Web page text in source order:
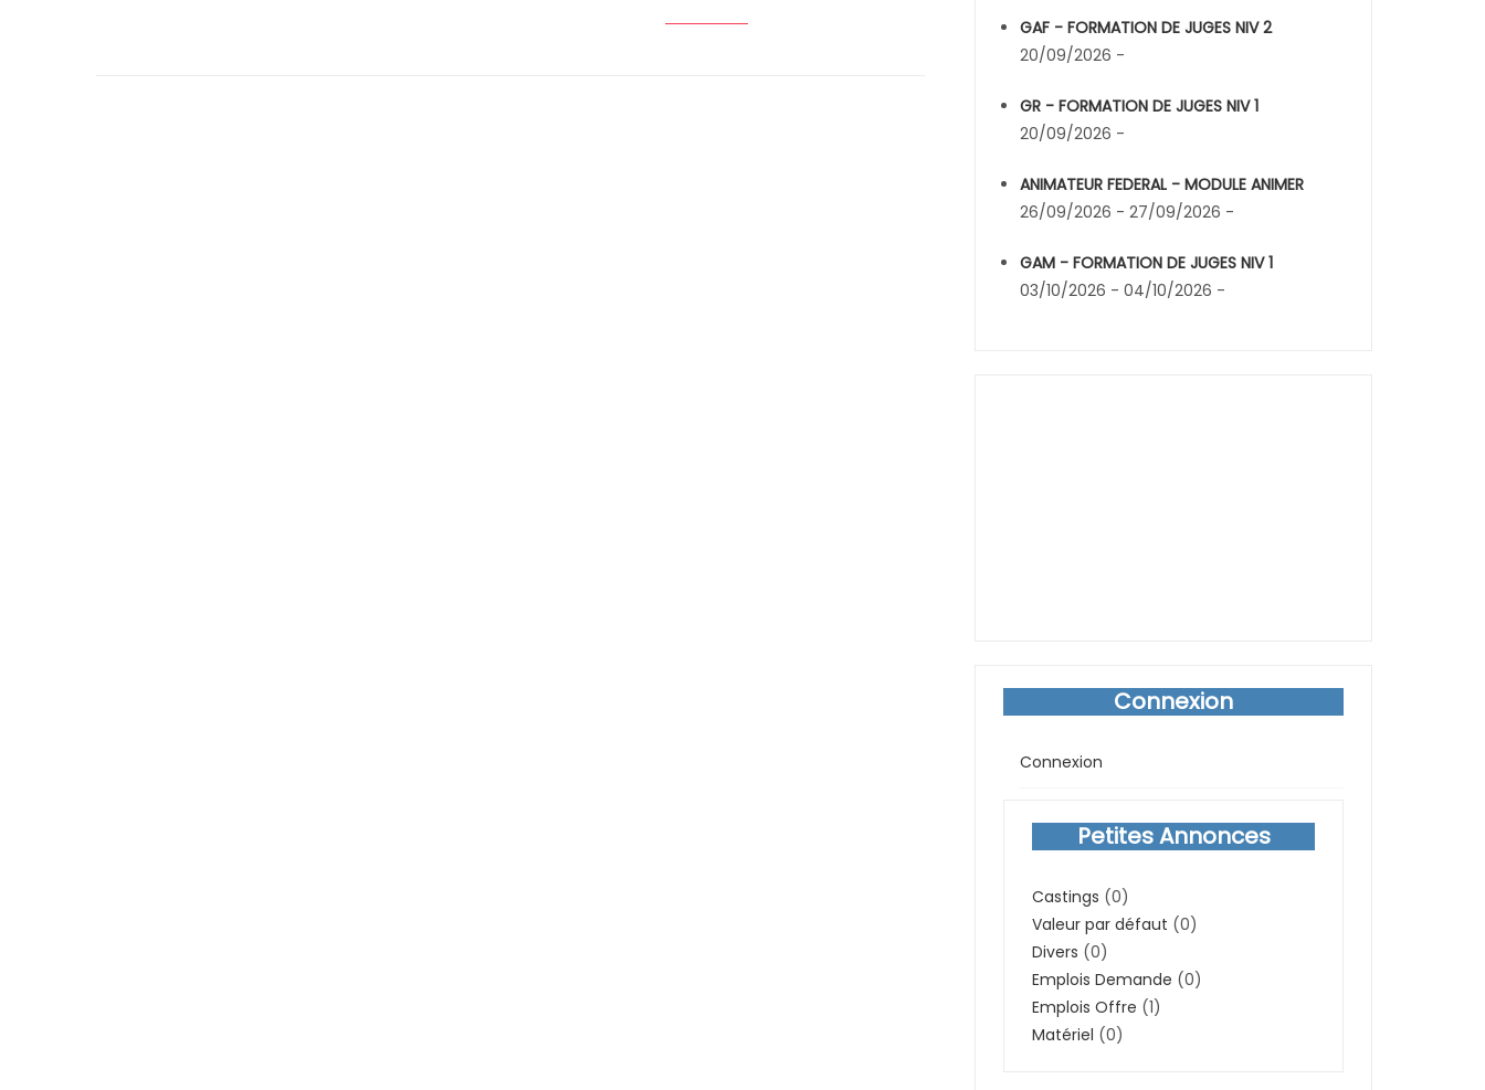
GAF - FORMATION DE JUGES NIV 2
20/09/2026 -
GR - FORMATION DE JUGES NIV 1
20/09/2026 -
ANIMATEUR FEDERAL - MODULE ANIMER
26/09/2026 - 27/09/2026 -
GAM - FORMATION DE JUGES NIV 1
03/10/2026 - 04/10/2026 -
Connexion
Connexion
Petites Annonces
Castings (0)
Valeur par défaut (0)
Divers (0)
Emplois Demande (0)
Emplois Offre (1)
Matériel (0)